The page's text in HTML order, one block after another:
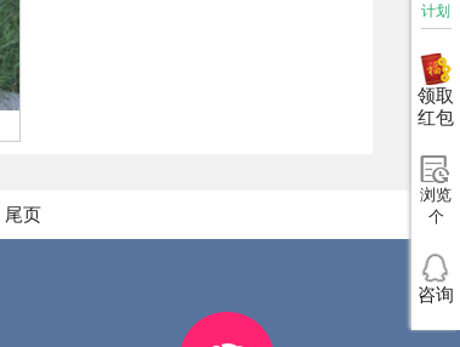
尾页
计划
领取
红包
浏览
个
咨询